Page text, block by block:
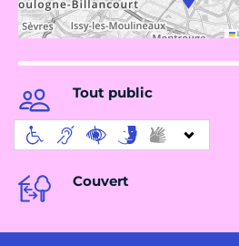
Tout public
Couvert